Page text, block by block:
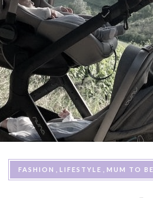
FASHION LIFESTYLE MUM TO BE